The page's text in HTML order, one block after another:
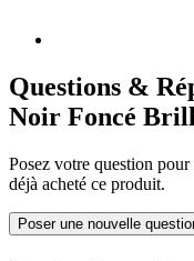
Questions &
Noir Foncé
Posez votre question
déjà acheté ce produit.
Poser une nouvelle